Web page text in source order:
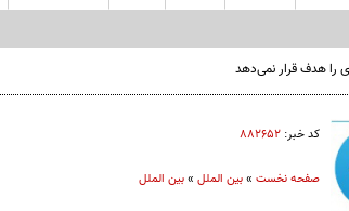
را هدف قرار نمی‌دهد
کد خبر: ۸۸۲۶۵۲
صفحه نخست»بین الملل»بین الملل